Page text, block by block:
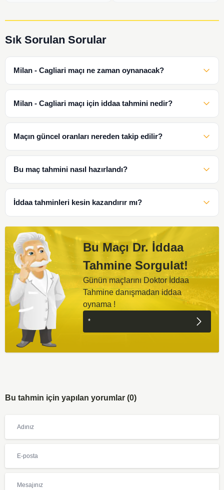
Sık Sorulan Sorular
Milan - Cagliari maçı ne zaman oynanacak?
Milan - Cagliari maçı için iddaa tahmini nedir?
Maçın güncel oranları nereden takip edilir?
Bu maç tahmini nasıl hazırlandı?
İddaa tahminleri kesin kazandırır mı?
Bu Maçı Dr. İddaa
Tahmine Sorgulat!
Günün maçlarını Doktor İddaa
Tahmine danışmadan iddaa
oynama !
Bu tahmin için yapılan yorumlar (0)